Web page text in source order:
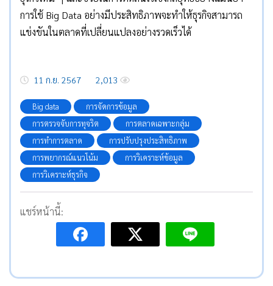
การใช้ Big Data อย่างมีประสิทธิภาพจะทำให้ธุรกิจสามารถ
แข่งขันในตลาดที่เปลี่ยนแปลงอย่างรวดเร็วได้
11 ก.ย. 2567 2,013
Big data
การจัดการข้อมูล
การตรวจจับการทุจริต
การตลาดเฉพาะกลุ่ม
การทำการตลาด
การปรับปรุงประสิทธิภาพ
การพยากรณ์แนวโน้ม
การวิเคราะห์ข้อมูล
การวิเคราะห์ธุรกิจ
แชร์หน้านี้: